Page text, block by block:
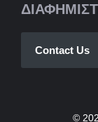
Contact Us
©